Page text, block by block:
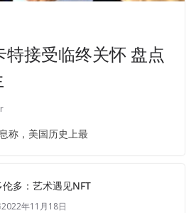
接受临终关怀 盘点
称，美国历史上最
伦多：艺术遇见NFT
2022年11月18日